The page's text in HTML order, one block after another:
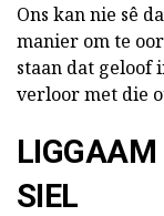
Ons kan nie sê
manier om te
staan dat geloof
verloor met die
LIGGAAM
SIEL